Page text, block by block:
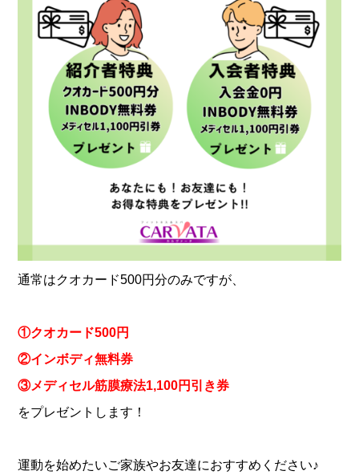
通常はクオカード500円分のみですが、
①クオカード500円
②インボディ無料券
③メディセル筋膜療法1,100円引き券
をプレゼントします！
運動を始めたいご家族やお友達におすすめください♪